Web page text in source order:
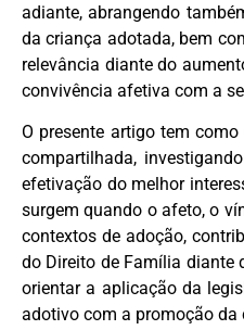
adiante, abrangendo
da criança adotada, bem
relevância diante do
convivência afetiva com a
O presente artigo tem
compartilhada,
efetivação do melhor
surgem quando o afeto, o
contextos de adoção,
do Direito de Família diante
orientar a aplicação da
adotivo com a promoção da